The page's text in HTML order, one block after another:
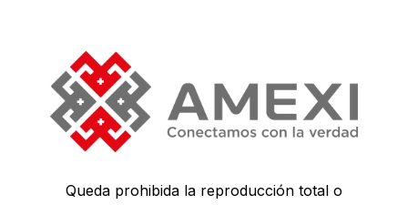
Queda prohibida la reproducción total o